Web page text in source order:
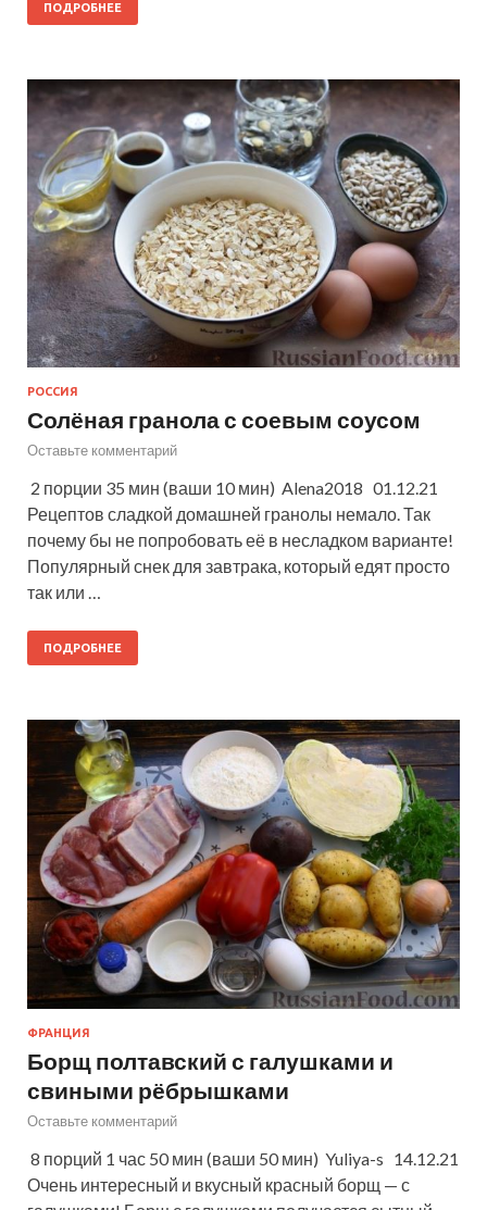
ПОДРОБНЕЕ
РОССИЯ
Солёная гранола с соевым соусом
Оставьте комментарий
2 порции 35 мин (ваши 10 мин) Alena2018 01.12.21
Рецептов сладкой домашней гранолы немало. Так
почему бы не попробовать её в несладком варианте!
Популярный снек для завтрака, который едят просто
так или …
ПОДРОБНЕЕ
ФРАНЦИЯ
Борщ полтавский с галушками и
свиными рёбрышками
Оставьте комментарий
8 порций 1 час 50 мин (ваши 50 мин) Yuliya-s 14.12.21
Очень интересный и вкусный красный борщ — с